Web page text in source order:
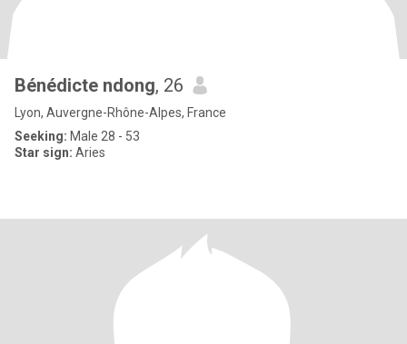
Bénédicte ndong, 26
Lyon, Auvergne-Rhône-Alpes, France
Seeking: Male 28 - 53
Star sign: Aries